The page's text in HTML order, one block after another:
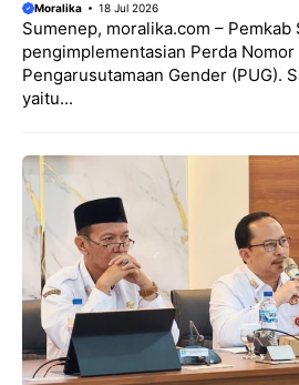
Moralika 18 Jul 2026
Sumenep, moralika.com –
pengimplementasian Perda
Pengarusutamaan Gender (PUG).
yaitu...